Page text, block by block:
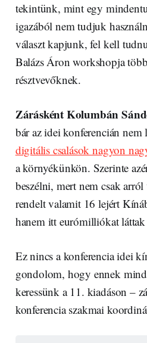
tekintünk, mint egy
igazából nem tudjuk
választ kapjunk, fel kell
Balázs Áron workshopja
résztvevőknek.
Zárásként Kolumbán
bár az idei konferencián nem
digitális csalások nagyon
a környékünkön. Szerinte
beszélni, mert nem csak
rendelt valamit 16 lejért
hanem itt eurómilliókat
Ez nincs a konferencia idei
gondolom, hogy ennek
keressünk a 11. kiadáson –
konferencia szakmai